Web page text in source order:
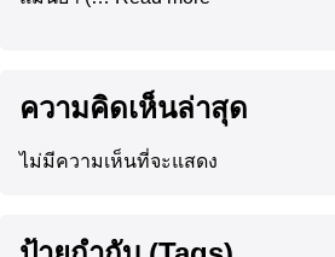
ความคิดเห็นล่าสุด
ไม่มีความเห็นที่จะแสดง